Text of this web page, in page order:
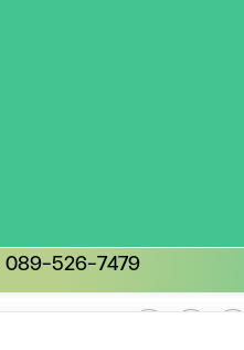
089-526-7479